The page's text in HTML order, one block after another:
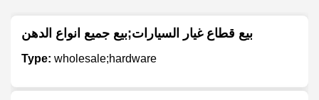
بيع قطاع غيار السيارات;بيع جميع انواع الدهن
Type: wholesale;hardware